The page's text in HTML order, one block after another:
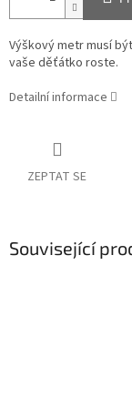
Výškový metr musí
vaše děťátko roste.
Detailní informace
ZEPTAT SE
Související